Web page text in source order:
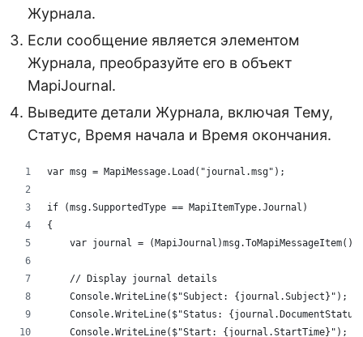
Журнала.
Если сообщение является элементом
Журнала, преобразуйте его в объект
MapiJournal.
Выведите детали Журнала, включая Тему,
Статус, Время начала и Время окончания.
var msg = MapiMessage.Load("journal.msg");
if (msg.SupportedType == MapiItemType.Journal)
{
    var journal = (MapiJournal)msg.ToMapiMessageItem();
    // Display journal details
    Console.WriteLine($"Subject: {journal.Subject}");
Console.WriteLine($"Status:
    Console.WriteLine($"Start: {journal.StartTime}");